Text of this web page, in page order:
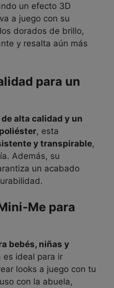
un efecto 3D
va a juego con su
dorados de brillo,
y resalta aún más
para un
alta calidad y un
, esta
y transpirable,
Además, su
un acabado
Me para
bebés, niñas y
es ideal para ir
looks a juego con tu
con la abuela,